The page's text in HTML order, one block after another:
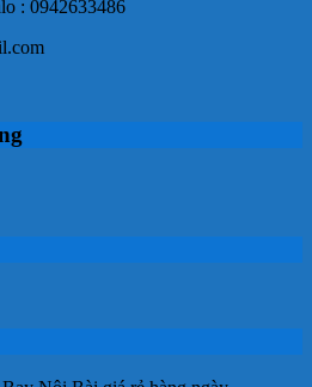
: 0942633486